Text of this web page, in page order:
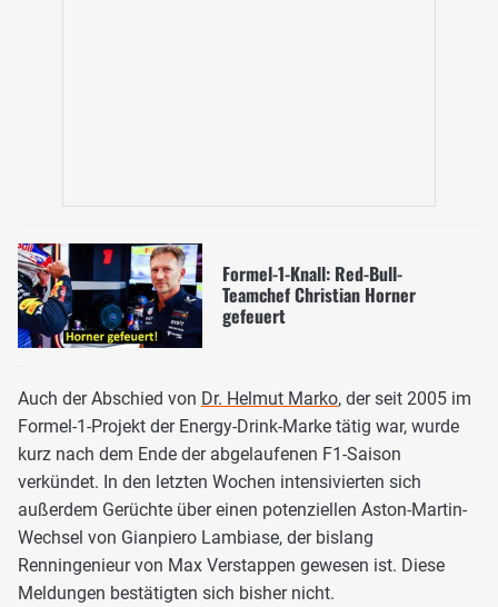
Formel-1-Knall: Red-Bull-
Teamchef Christian Horner
gefeuert
Auch der Abschied von Dr. Helmut Marko, der seit 2005 im
Formel-1-Projekt der Energy-Drink-Marke tätig war, wurde
kurz nach dem Ende der abgelaufenen F1-Saison
verkündet. In den letzten Wochen intensivierten sich
außerdem Gerüchte über einen potenziellen Aston-Martin-
Wechsel von Gianpiero Lambiase, der bislang
Renningenieur von Max Verstappen gewesen ist. Diese
Meldungen bestätigten sich bisher nicht.